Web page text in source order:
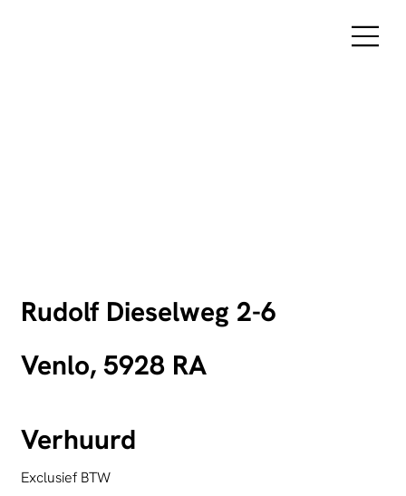
Rudolf Dieselweg 2-6
Venlo, 5928 RA
Verhuurd
Exclusief BTW